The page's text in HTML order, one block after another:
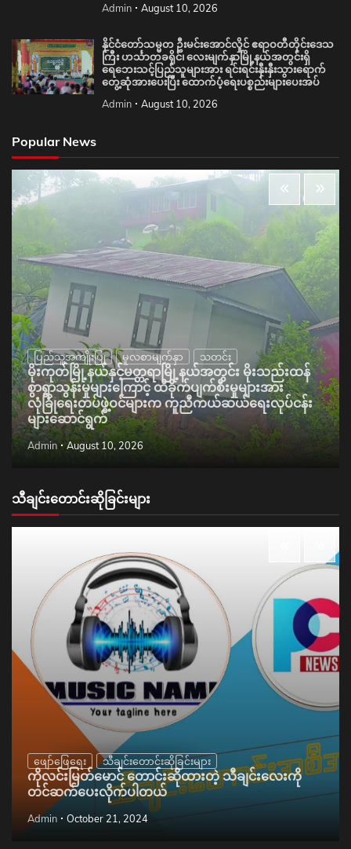
Admin August 10, 2026
နိုင်ငံတော်သမ္မတ ဦးမင်းအောင်လှိုင် ဧရာဝတီတိုင်းဒေသ
ကြီး ဟင်္သာတခရိုင်၊ လေးမျက်နှာမြို့နယ်အတွင်းရှိ
ရေဘေးသင့်ပြည်သူများအား ရင်းရင်းနှီးနှီးသွားရောက်
တွေ့ဆုံအားပေးပြီး ထောက်ပံ့ရေးပစ္စည်းများပေးအပ်
Admin August 10, 2026
Popular News
ပြည်သူ့အကျိုးပြု မူလစာမျက်နှာ သတင်း
မိုးကုတ်မြို့နယ်နှင့်မတ္တရာမြို့နယ်အတွင်း မိုးသည်းထန်
စွာရွာသွန်းမှုများကြောင့် ထိခိုက်ပျက်စီးမှုများအား
လုံခြုံရေးတပ်ဖွဲ့ဝင်များက ကူညီကယ်ဆယ်ရေးလုပ်ငန်း
များဆောင်ရွက်
Admin August 10, 2026
သီချင်းတောင်းဆိုခြင်းများ
ဖျော်ဖြေရေး သီချင်းတောင်းဆိုခြင်းများ
ကိုလင်းမြတ်မောင် တောင်းဆိုထားတဲ့ သီချင်းလေးကို
တင်ဆက်ပေးလိုက်ပါတယ်
Admin October 21, 2024